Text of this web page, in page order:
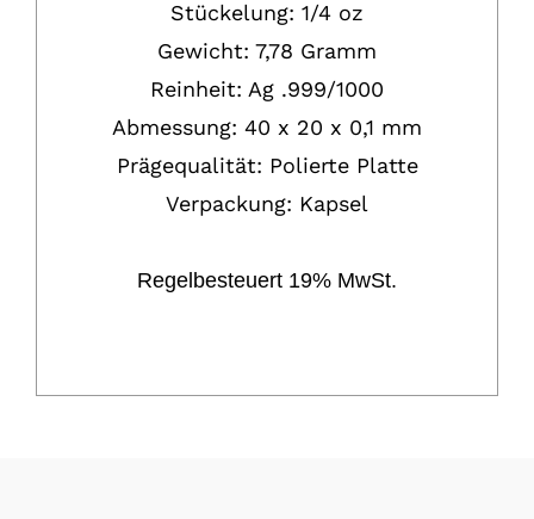
Stückelung: 1/4 oz
Gewicht: 7,78 Gramm
Reinheit: Ag .999/1000
Abmessung: 40 x 20 x 0,1 mm
Prägequalität: Polierte Platte
Verpackung: Kapsel
Regelbesteuert 19% MwSt.